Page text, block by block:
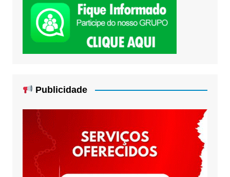
Publicidade